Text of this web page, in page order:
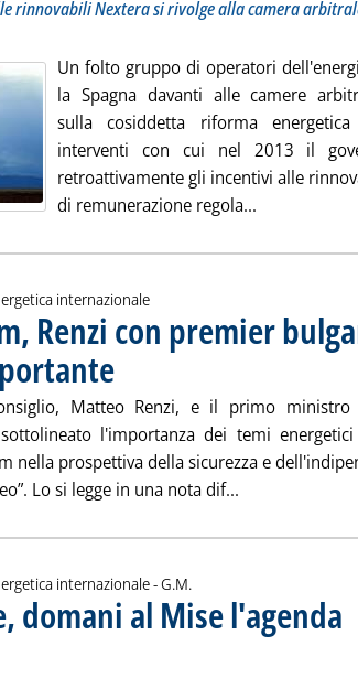
rinnovabili Nextera si rivolge alla camera
Un folto gruppo di operatori
la Spagna davanti alle camere
sulla cosiddetta riforma
interventi con cui nel 2013 il
retroattivamente gli incentivi alle
di remunerazione regola... Leggi tutta
internazionale
Renzi con premier
. Pubblicata mercoledì 28 maggio 2014 alle
Matteo Renzi, e il primo ministro
l'importanza dei temi
nella prospettiva della sicurezza e
Lo si legge in una nota dif... Leggi tutta la
internazionale -di:
G.M.
domani al Mise l'agenda